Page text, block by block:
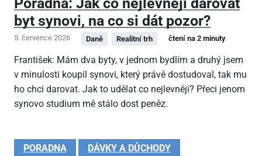
byt synovi, na co si dát pozor?
5. července 2026 Daně Realitní trh čtení na 2 minuty
František: Mám dva byty, v jednom bydlím a druhý jsem
v minulosti koupil synovi, který právě dostudoval, tak mu
ho chci darovat. Jak to udělat co nejlevněji? Přeci jenom
synovo studium mě stálo dost peněz.
PORADNA
DÁVKY A DŮCHODY